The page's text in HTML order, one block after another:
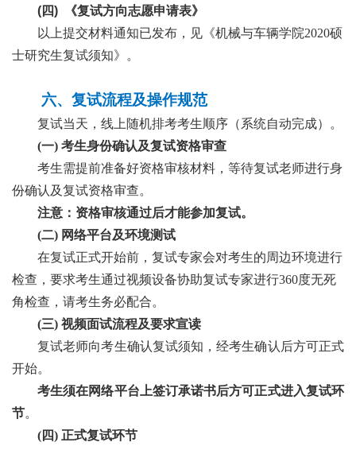
(四)
《复试方向志愿申请表》
以上提交材料通知已发布，见《机械与车辆学院2020硕
士研究生复试须知》
。
六、复试流程及操作规范
复试当天， 线上 随机排考考生顺序 （系统自动完成）。
(一) 考生身份确认及复试资格审查
考生需提前准备好资格审核材料，等待复试老师进行身
份确认及复试资格审查。
注意：资格审核通过后才能参加复试。
(二) 网络平台及环境测试
在复试正式开始前，复试专家会对考生的周边环境进行
检查，要求考生通过视频设备协助复试专家进行360度无死
角检查，请考生务必配合。
(三) 视频面试流程及要求宣读
复试老师向考生确认复试须知，经考生确认 后方可正式
开始。
考生须在网络平台上签订承诺书后方可正式进入复试环
节。
(四) 正式复试环节